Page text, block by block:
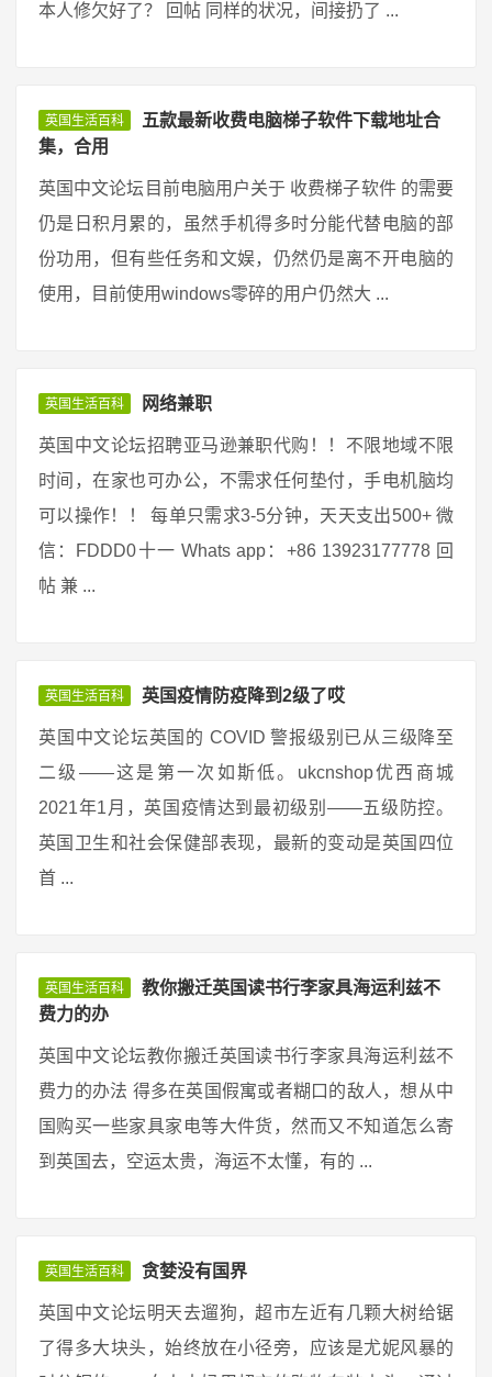
本人修欠好了？ 回帖 同样的状况，间接扔了 ...
英国生活百科
五款最新收费电脑梯子软件下载地址合
集，合用
英国中文论坛目前电脑用户关于 收费梯子软件 的需要
仍是日积月累的，虽然手机得多时分能代替电脑的部
份功用，但有些任务和文娱，仍然仍是离不开电脑的
使用，目前使用windows零碎的用户仍然大 ...
英国生活百科 网络兼职
英国中文论坛招聘亚马逊兼职代购！！不限地域不限
时间，在家也可办公，不需求任何垫付，手电机脑均
可以操作！！ 每单只需求3-5分钟，天天支出500+ 微
信：FDDD0十一 Whats app：+86 13923177778 回
帖 兼 ...
英国生活百科 英国疫情防疫降到2级了哎
英国中文论坛英国的 COVID 警报级别已从三级降至
二级——这是第一次如斯低。ukcnshop优西商城
2021年1月，英国疫情达到最初级别——五级防控。
英国卫生和社会保健部表现，最新的变动是英国四位
首 ...
英国生活百科
教你搬迁英国读书行李家具海运利兹不
费力的办
英国中文论坛教你搬迁英国读书行李家具海运利兹不
费力的办法 得多在英国假寓或者糊口的敌人，想从中
国购买一些家具家电等大件货，然而又不知道怎么寄
到英国去，空运太贵，海运不太懂，有的 ...
英国生活百科 贪婪没有国界
英国中文论坛明天去遛狗，超市左近有几颗大树给锯
了得多大块头，始终放在小径旁，应该是尤妮风暴的